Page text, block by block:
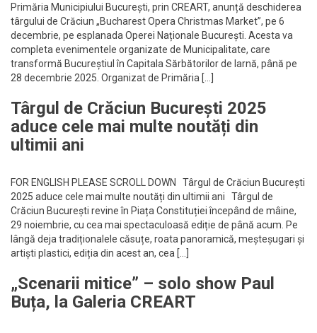
Primăria Municipiului București, prin CREART, anunță deschiderea
târgului de Crăciun „Bucharest Opera Christmas Market”, pe 6
decembrie, pe esplanada Operei Naționale București. Acesta va
completa evenimentele organizate de Municipalitate, care
transformă Bucureștiul în Capitala Sărbătorilor de Iarnă, până pe
28 decembrie 2025. Organizat de Primăria […]
Târgul de Crăciun București 2025
aduce cele mai multe noutăți din
ultimii ani
FOR ENGLISH PLEASE SCROLL DOWN Târgul de Crăciun București
2025 aduce cele mai multe noutăți din ultimii ani Târgul de
Crăciun București revine în Piața Constituției începând de mâine,
29 noiembrie, cu cea mai spectaculoasă ediție de până acum. Pe
lângă deja tradiționalele căsuțe, roata panoramică, meșteșugari și
artiști plastici, ediția din acest an, cea […]
„Scenarii mitice” – solo show Paul
Buța, la Galeria CREART